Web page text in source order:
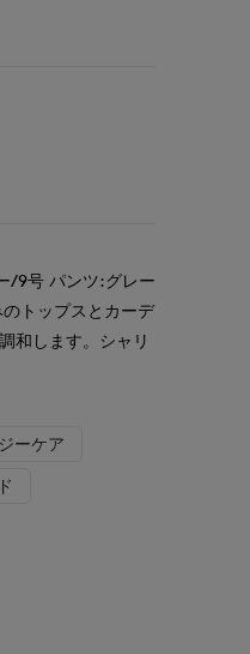
/9号 パンツ:グレー
トップスとカーデ
和します。シャリ
ーケア